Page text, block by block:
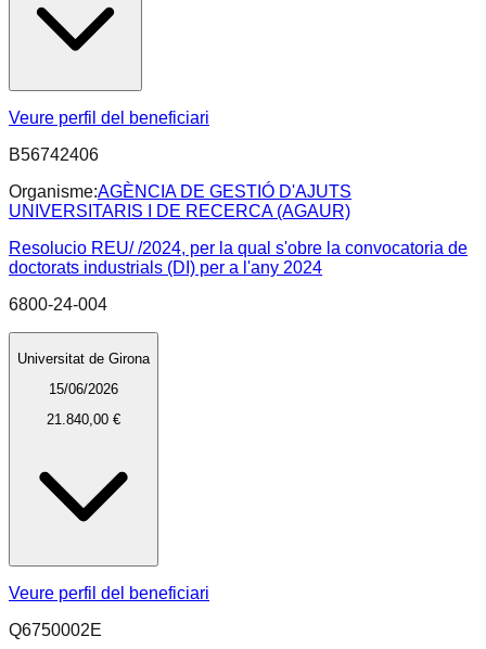
Veure perfil del beneficiari
B56742406
Organisme:AGÈNCIA DE GESTIÓ D'AJUTS
UNIVERSITARIS I DE RECERCA (AGAUR)
Resolucio REU/ /2024, per la qual s'obre la convocatoria de
doctorats industrials (DI) per a l'any 2024
6800-24-004
Universitat de Girona
15/06/2026
21.840,00 €
Veure perfil del beneficiari
Q6750002E